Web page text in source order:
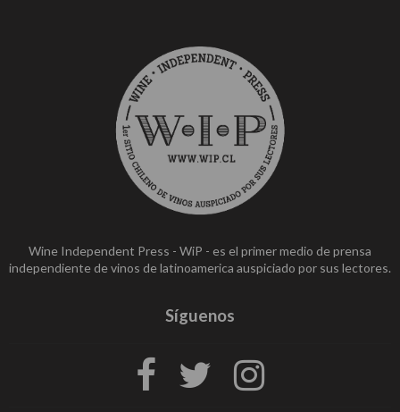
Wine Independent Press - WiP - es el primer medio de prensa
independiente de vinos de latinoamerica auspiciado por sus lectores.
Síguenos